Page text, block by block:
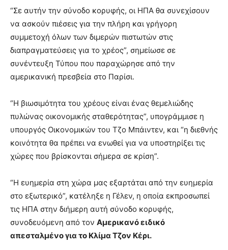
“Σε αυτήν την σύνοδο κορυφής, οι ΗΠΑ θα συνεχίσουν
να ασκούν πιέσεις για την πλήρη και γρήγορη
συμμετοχή όλων των διμερών πιστωτών στις
διαπραγματεύσεις για το χρέος”, σημείωσε σε
συνέντευξη Τύπου που παραχώρησε από την
αμερικανική πρεσβεία στο Παρίσι.
“Η βιωσιμότητα του χρέους είναι ένας θεμελιώδης
πυλώνας οικονομικής σταθερότητας”, υπογράμμισε η
υπουργός Οικονομικών του Τζο Μπάιντεν, και “η διεθνής
κοινότητα θα πρέπει να ενωθεί για να υποστηρίξει τις
χώρες που βρίσκονται σήμερα σε κρίση”.
“Η ευημερία στη χώρα μας εξαρτάται από την ευημερία
στο εξωτερικό”, κατέληξε η Γέλεν, η οποία εκπροσωπεί
τις ΗΠΑ στην διήμερη αυτή σύνοδο κορυφής,
συνοδευόμενη από τον Αμερικανό ειδικό
απεσταλμένο για το Κλίμα Τζον Κέρι.